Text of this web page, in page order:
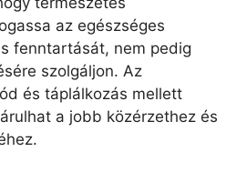
az egészséges
fenntartását, nem pedig
szolgáljon. Az
és táplálkozás mellett
a jobb közérzethez és